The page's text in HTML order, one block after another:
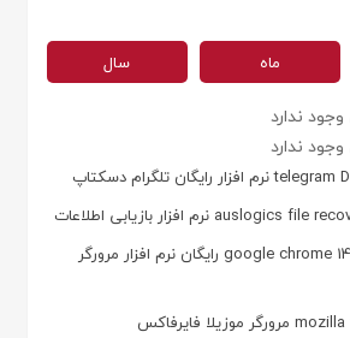
ماه سال
ندارد
ندارد
دانلود google chrome 145.0.7632.117 رایگان نرم افزار مرورگر